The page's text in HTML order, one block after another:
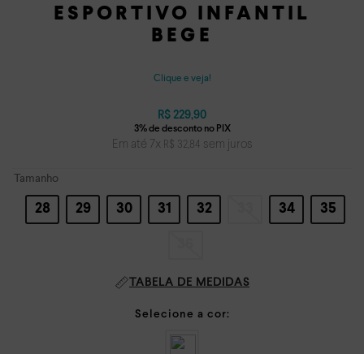
ESPORTIVO INFANTIL
BEGE
Clique e veja!
R$ 229,90
Em até 7x R$ 32,84 sem juros
Tamanho
28 29 30 31 32 34 35
TABELA DE MEDIDAS